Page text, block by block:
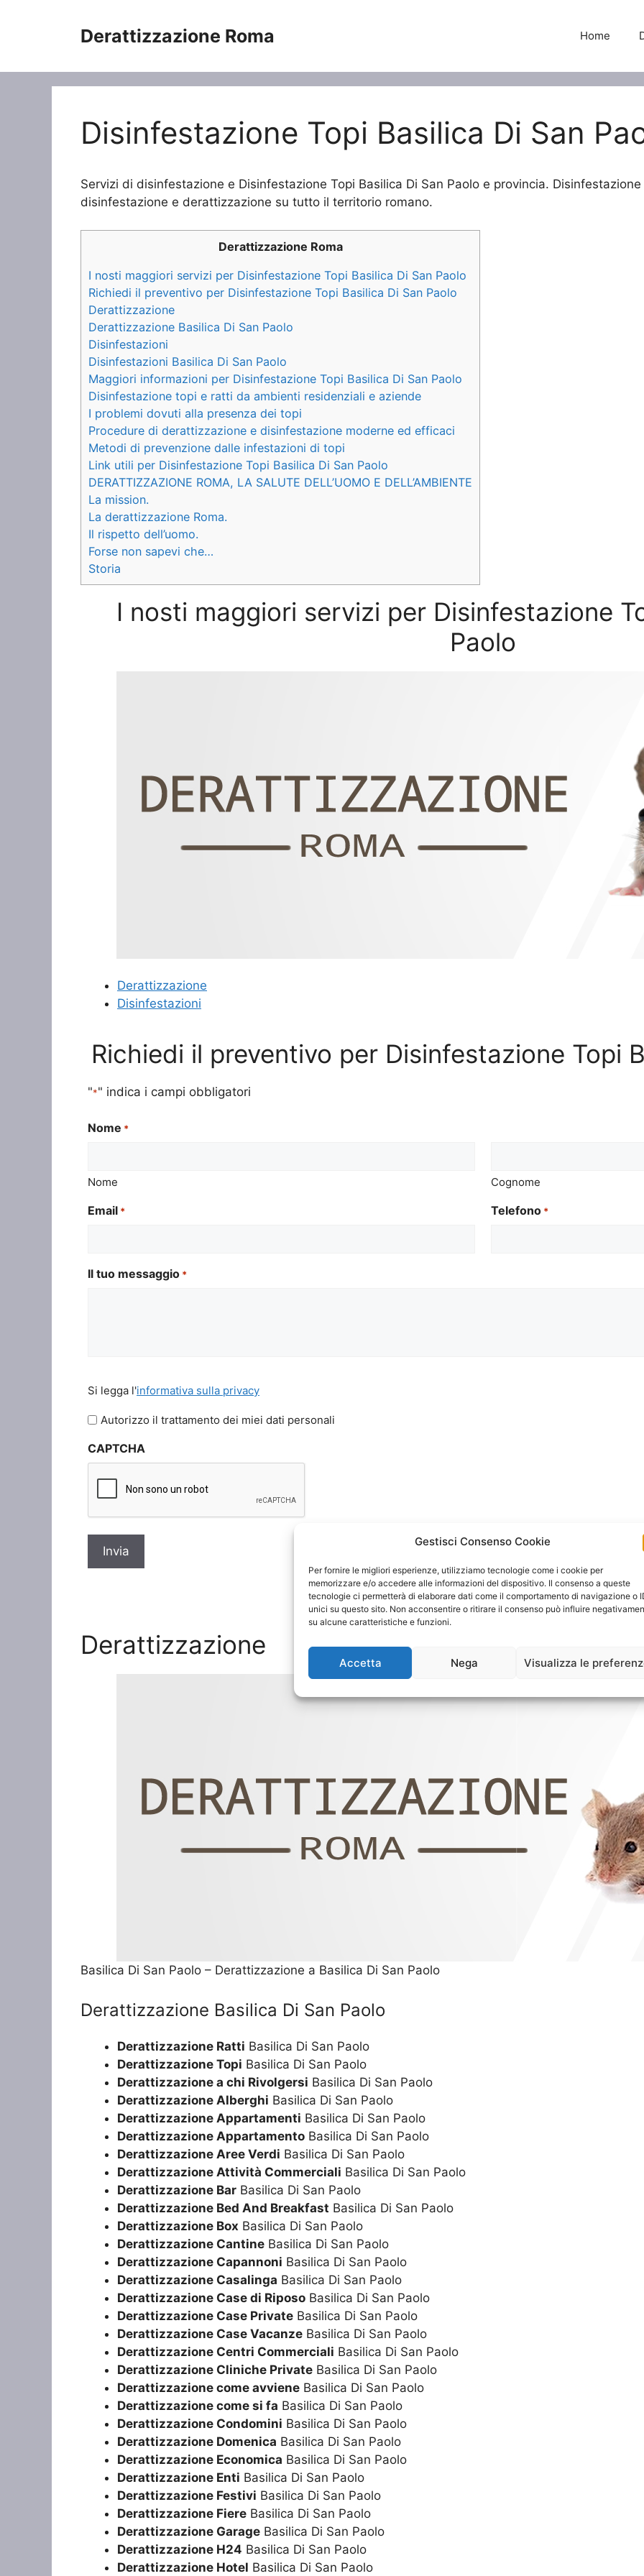
Gestisci Consenso Cookie
Per fornire le migliori esperienze, utilizziamo tecnologie come i cookie per
memorizzare e/o accedere alle informazioni del dispositivo. Il consenso a queste
tecnologie ci permetterà di elaborare dati come il comportamento di navigazione o
unici su questo sito. Non acconsentire o ritirare il consenso può influire
su alcune caratteristiche e funzioni.
Accetta Nega Visualizza le
Derattizzazione Roma Home
Disinfestazione Topi Basilica Di San
Servizi di disinfestazione e Disinfestazione Topi Basilica Di San Paolo e provincia.
disinfestazione e derattizzazione su tutto il territorio romano.
Derattizzazione Roma
I nosti maggiori servizi per Disinfestazione Topi Basilica Di San Paolo
Richiedi il preventivo per Disinfestazione Topi Basilica Di San Paolo
Derattizzazione
Derattizzazione Basilica Di San Paolo
Disinfestazioni
Disinfestazioni Basilica Di San Paolo
Maggiori informazioni per Disinfestazione Topi Basilica Di San Paolo
Disinfestazione topi e ratti da ambienti residenziali e aziende
I problemi dovuti alla presenza dei topi
Procedure di derattizzazione e disinfestazione moderne ed efficaci
Metodi di prevenzione dalle infestazioni di topi
Link utili per Disinfestazione Topi Basilica Di San Paolo
DERATTIZZAZIONE ROMA, LA SALUTE DELL’UOMO E DELL’AMBIENTE
La mission.
La derattizzazione Roma.
Il rispetto dell’uomo.
Forse non sapevi che…
Storia
I nosti maggiori servizi per Disinfestazione
Paolo
Derattizzazione
Disinfestazioni
Richiedi il preventivo per Disinfestazione Topi
"*" indica i campi obbligatori
Nome *
Nome Cognome
Email * Telefono *
Il tuo messaggio *
legga
l'informativa
privacy
Si legga l'informativa sulla privacy
Autorizzo il trattamento dei miei dati personali
CAPTCHA
Derattizzazione
Basilica Di San Paolo – Derattizzazione a Basilica Di San Paolo
Derattizzazione Basilica Di San Paolo
Derattizzazione Ratti Basilica Di San Paolo
Derattizzazione Topi Basilica Di San Paolo
Derattizzazione a chi Rivolgersi Basilica Di San Paolo
Derattizzazione Alberghi Basilica Di San Paolo
Derattizzazione Appartamenti Basilica Di San Paolo
Derattizzazione Appartamento Basilica Di San Paolo
Derattizzazione Aree Verdi Basilica Di San Paolo
Derattizzazione Attività Commerciali Basilica Di San Paolo
Derattizzazione Bar Basilica Di San Paolo
Derattizzazione Bed And Breakfast Basilica Di San Paolo
Derattizzazione Box Basilica Di San Paolo
Derattizzazione Cantine Basilica Di San Paolo
Derattizzazione Capannoni Basilica Di San Paolo
Derattizzazione Casalinga Basilica Di San Paolo
Derattizzazione Case di Riposo Basilica Di San Paolo
Derattizzazione Case Private Basilica Di San Paolo
Derattizzazione Case Vacanze Basilica Di San Paolo
Derattizzazione Centri Commerciali Basilica Di San Paolo
Derattizzazione Cliniche Private Basilica Di San Paolo
Derattizzazione come avviene Basilica Di San Paolo
Derattizzazione come si fa Basilica Di San Paolo
Derattizzazione Condomini Basilica Di San Paolo
Derattizzazione Domenica Basilica Di San Paolo
Derattizzazione Economica Basilica Di San Paolo
Derattizzazione Enti Basilica Di San Paolo
Derattizzazione Festivi Basilica Di San Paolo
Derattizzazione Fiere Basilica Di San Paolo
Derattizzazione Garage Basilica Di San Paolo
Derattizzazione H24 Basilica Di San Paolo
Derattizzazione Hotel Basilica Di San Paolo